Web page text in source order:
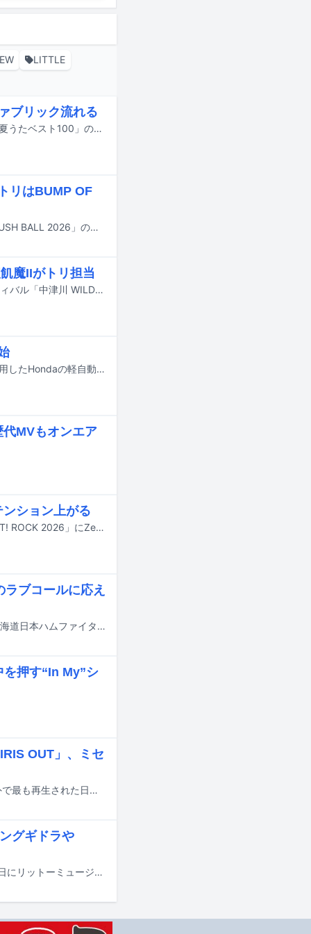
LITTLE
ブリック流れる
佐藤健とK（&TEAM）が出演するユニバーサル ミュージックのキャンペーン「#夏うたベスト100」の新CMが、本日7月21日より全国で放送される。
リはBUMP OF
8月29日と30日に大阪・泉大津フェニックスで行われる野外ライブイベント「RUSH BALL 2026」のタイムテーブルが公開された。
魔IIがトリ担当
9月19日と20日に岐阜・中津川公園内特設ステージで行われる野外音楽フェスティバル「中津川 WILD WOOD 2026」のタイムテーブルが公開された。
Creepy Nutsの楽曲「Running Wheel」と「のびしろ」をタイアップソングに使用したHondaの軽自動車「N-BOX」シリーズの新テレビCMが、本日7月16日より全国で放送されている。
MVもオンエア
ション上がる
8月22日に東京・国立代々木競技場第一体育館で開催される音楽フェス「LOVE IT! ROCK 2026」にZeebraが参加する。
ブコールに応え
KREVAが明日7月14日に北海道・エスコンフィールドHOKKAIDOで開催される北海道日本ハムファイターズ対福岡ソフトバンクホークスのファーストピッチおよび試合後のスペシャルライブ「AFTER GAME」に登場する。
押す“In My”シ
OUT」、ミセ
Amazon Musicにおいて2026年上半期に日本で最も再生された楽曲、および海外で最も再生された日本の楽曲のランキングが発表された。
グギドラや
音楽ナタリーの連載コラムを書籍化した「さんピンCAMPとその時代」が8月24日にリットーミュージックより発売される。